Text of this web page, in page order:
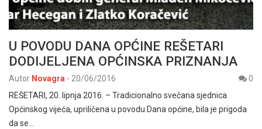
U POVODU DANA OPĆINE REŠETARI
DODIJELJENA OPĆINSKA PRIZNANJA
Autor Novagra - 20/06/2016
0
REŠETARI, 20. lipnja 2016. – Tradicionalno svečana sjednica
Općinskog vijeća, upriličena u povodu Dana općine, bila je prigoda
da se…